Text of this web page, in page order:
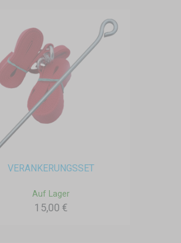
VERANKERUNGSSET
Auf Lager
15,00 €